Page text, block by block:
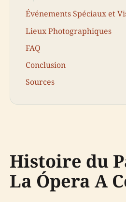
Événements Spéciaux et
Lieux Photographiques
FAQ
Conclusion
Sources
Histoire du
La Ópera A